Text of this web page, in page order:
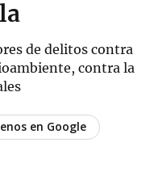
de delitos contra
contra la
en Google